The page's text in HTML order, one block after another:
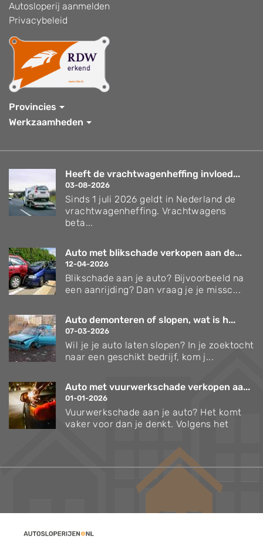
Autosloperij aanmelden
Privacybeleid
Provincies
Werkzaamheden
Heeft de vrachtwagenheffing invloed...
03-08-2026
Sinds 1 juli 2026 geldt in Nederland de
vrachtwagenheffing. Vrachtwagens
beta...
Auto met blikschade verkopen aan de...
12-04-2026
Blikschade aan je auto? Bijvoorbeeld na
een aanrijding? Dan vraag je je missc...
Auto demonteren of slopen, wat is h...
07-03-2026
Wil je je auto laten slopen? In je zoektocht
naar een geschikt bedrijf, kom j...
Auto met vuurwerkschade verkopen aa...
01-01-2026
Vuurwerkschade aan je auto? Het komt
vaker voor dan je denkt. Volgens het